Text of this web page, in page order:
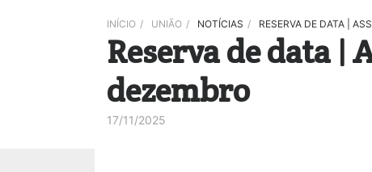
INÍCIO / UNIÃO / NOTÍCIAS / RESERVA DE DATA |
Reserva de data |
dezembro
17/11/2025